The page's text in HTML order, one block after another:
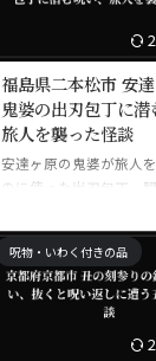
福島県二本松市 安
鬼婆の出刃包丁に潜
旅人を襲った怪談
安達ヶ原の鬼婆が旅人
のに使った出刃包丁。
呪物・いわく付きの品